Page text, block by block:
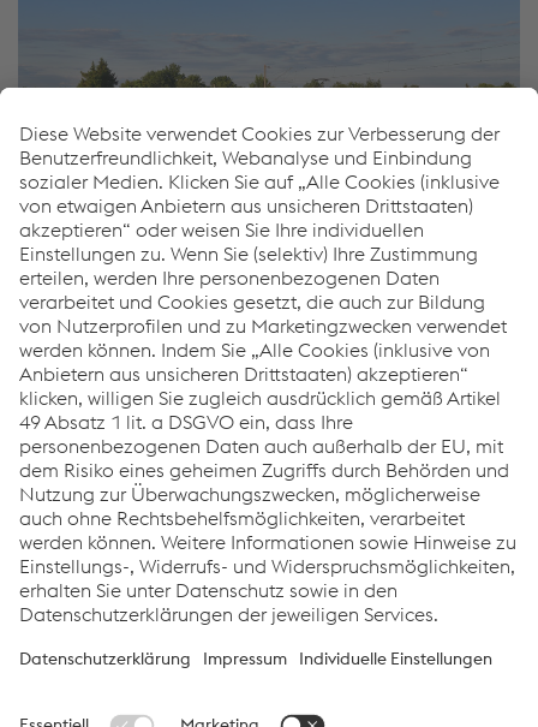
Transport von Erzpellets aus der Ukraine nach
voestalpine Linz im Auftrag der voestalpine Stahl
GmbH.
Start: 2016
Relation:
Bratislava - Petrzalka -
voestalpine Linz
Waggontypen: